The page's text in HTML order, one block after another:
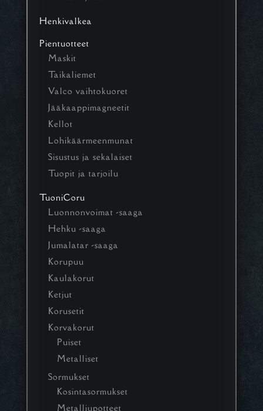
Henkivalkea
Pientuotteet
Maskit
Taikaliemet
Valco vaihtokuoret
Jääkaappimagneetit
Kellot
Lohikäärmeenmunat
Sisustus ja sekalaiset
Tuopit ja tarjoilu
TuoniCoru
Luonnonvoimat -saaga
Hehku -saaga
Jumalatar -saaga
Korupuu
Kaulakorut
Ketjut
Korusetit
Korvakorut
Puiset
Metalliset
Sormukset
Kosintasormukset
Metalliupotteet